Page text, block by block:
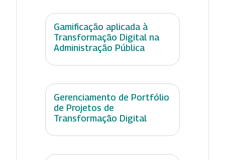
Gamificação aplicada à
Transformação Digital na
Administração Pública
Gerenciamento de Portfólio
de Projetos de
Transformação Digital